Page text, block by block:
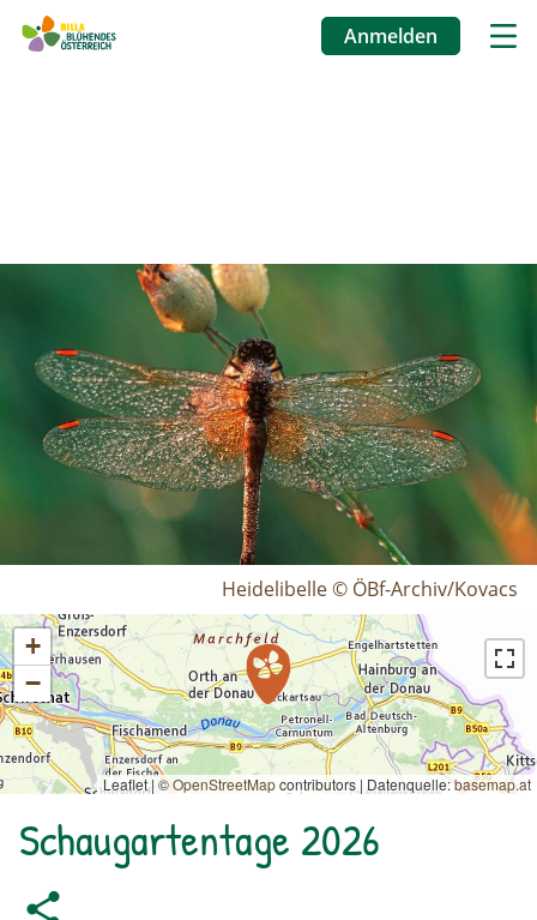
Anmelden
Heidelibelle © ÖBf-Archiv/Kovacs
+
−
Leaflet | ©OpenStreetMapcontributors | Datenquelle:basemap.at
Schaugartentage 2026